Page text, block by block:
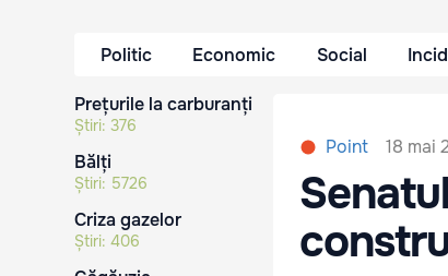
Politic Economic Social
Prețurile la carburanți
Știri: 376
Bălți
Știri: 5726
Criza gazelor
Știri: 406
Point 18 mai